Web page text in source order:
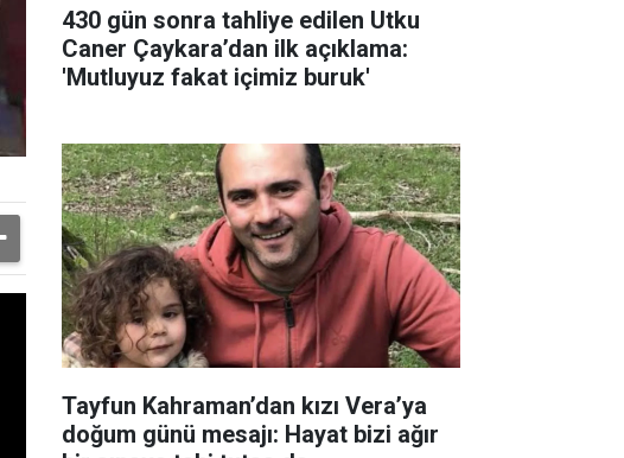
430 gün sonra tahliye edilen Utku
Caner Çaykara’dan ilk açıklama:
'Mutluyuz fakat içimiz buruk'
Tayfun Kahraman’dan kızı Vera’ya
doğum günü mesajı: Hayat bizi ağır